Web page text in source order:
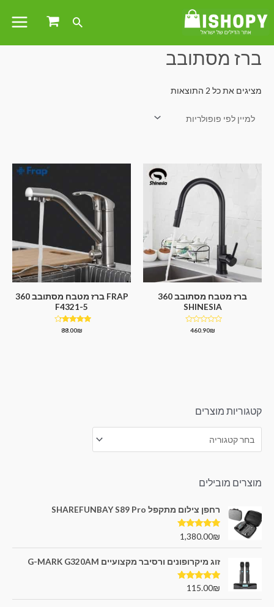
קטגוריות מוצרים
מוצרים מובילים
רחפן צילום מתקפל SHAREFUNBAY S89 Pro
דורג5.00
1,380.00₪
זוג מיקרופונים ורסיבר מקצועיים G-MARK G320AM
דורג5.00
115.00₪
עמוד הבית/ מוצרים המתויגים “ברז מסתובב”
ברז מסתובב
מציגים את כל ⁦2⁩ התוצאות
ברז מטבח מסתובב 360
SHINESIA
דורג460.90₪
FRAP ברז מטבח מסתובב 360
F4321-5
דורג
88.00₪